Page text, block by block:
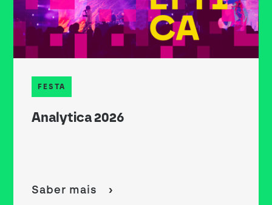
FESTA
Analytica 2026
Saber mais